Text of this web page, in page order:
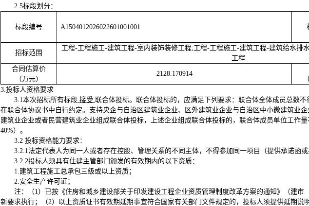
2.5标段划分：
标段编号 A1504012026022601001001
招标范围
工程-工程施工-建筑工程-室内装饰装修工程;工程-工程施工-建筑工程-建筑给水排
工程
合同估算价
（万元）
2128.170914
3.投标人资格要求
3.1本次招标所有标段 接受 联合体投标。联合体投标的，应满足下列要求：联合体全体成员总数
在联合体协议书中自行约定。 支持央企与自治区建筑业企业、区外建筑业企业与自治区中小微建筑业
建筑业企业或者民营建筑业企业组成联合体投标，上述企业组成联合体投标的，联合体成员单位工作
40%）。
3.2 投标资格能力要求：
3.2.1法定代表人为同一人或者存在控股、管理关系的不同主体，不得参加同一项目（提供承诺函或
3.2.2投标人须具有住建主管部门颁发的有效期内的以下资质：
1.建筑工程施工总承包三级或以上资质；
2.安全生产许可证；
注：（1）已按《住房和城乡建设部关于印发建设工程企业资质管理制度改革方案的通知》（建市
新要求执行；（2）以上资质证书有效期延期事宜符合国家有关部门文件规定的，投标人须提供延期说